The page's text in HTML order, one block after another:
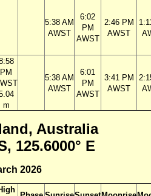
5:38 AM
AWST
6:02
PM
AWST
2:46 PM
AWST
PM
m
5:38 AM
AWST
6:01
PM
AWST
3:41 PM
AWST
Australia
125.6000° E
2026